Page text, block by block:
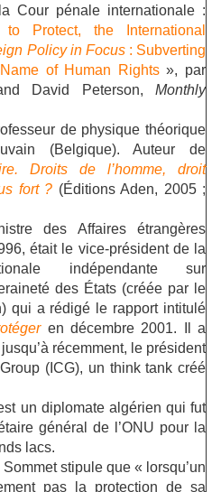
Cour pénale internationale :
Protect, the International
Policy in Focus: Subverting
of Human Rights», par
David Peterson, Monthly
de physique théorique
(Belgique). Auteur de
Droits de l’homme, droit
fort ? (Éditions Aden, 2005 ;
des Affaires étrangères
était le vice-président de la
indépendante sur
des États (créée par le
qui a rédigé le rapport intitulé
en décembre 2001. Il a
récemment, le président
(ICG), un think tank créé
un diplomate algérien qui fut
général de l’ONU pour la
lacs.
stipule que « lorsqu’un
pas la protection de sa